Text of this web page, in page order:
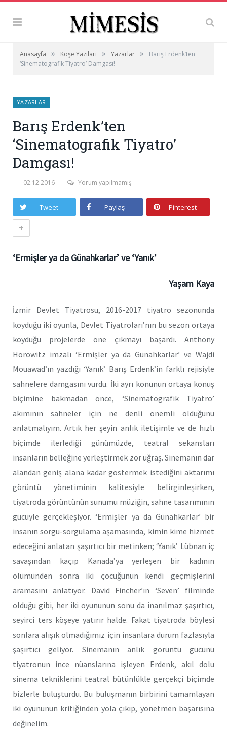
Anasayfa » Köşe Yazıları » Yazarlar »
Barış Erdenk’ten
‘Sinematografik Tiyatro’ Damgası!
YAZARLAR
Barış Erdenk’ten
‘Sinematografik Tiyatro’
Damgası!
02.12.2016 Yorum yapılmamış
Tweet Paylaş Pinterest
+
‘Ermişler ya da Günahkarlar’ ve ‘Yanık’
Yaşam Kaya
İzmir Devlet Tiyatrosu, 2016-2017 tiyatro sezonunda
koyduğu iki oyunla, Devlet Tiyatroları’nın bu sezon ortaya
koyduğu projelerde öne çıkmayı başardı. Anthony
Horowitz imzalı ‘Ermişler ya da Günahkarlar’ ve Wajdi
Mouawad’ın yazdığı ‘Yanık’ Barış Erdenk’in farklı rejisiyle
sahnelere damgasını vurdu. İki ayrı konunun ortaya konuş
biçimine bakmadan önce, ‘Sinematografik Tiyatro’
akımının sahneler için ne denli önemli olduğunu
anlatmalıyım. Artık her şeyin anlık iletişimle ve de hızlı
biçimde ilerlediği günümüzde, teatral sekansları
insanların belleğine yerleştirmek zor uğraş. Sinemanın dar
alandan geniş alana kadar göstermek istediğini aktarımı
görüntü yönetiminin kalitesiyle belirginleşirken,
tiyatroda görüntünün sunumu müziğin, sahne tasarımının
gücüyle gerçekleşiyor. ‘Ermişler ya da Günahkarlar’ bir
insanın sorgu-sorgulama aşamasında, kimin kime hizmet
edeceğini anlatan şaşırtıcı bir metinken; ‘Yanık’ Lübnan iç
savaşından kaçıp Kanada’ya yerleşen bir kadının
ölümünden sonra iki çocuğunun kendi geçmişlerini
aramasını anlatıyor. David Fincher’ın ‘Seven’ filminde
olduğu gibi, her iki oyununun sonu da inanılmaz şaşırtıcı,
seyirci ters köşeye yatırır halde. Fakat tiyatroda böylesi
sonlara alışık olmadığımız için insanlara durum fazlasıyla
şaşırtıcı geliyor. Sinemanın anlık görüntü gücünü
tiyatronun ince nüanslarına işleyen Erdenk, akıl dolu
sinema tekniklerini teatral bütünlükle gerçekçi biçimde
bizlerle buluşturdu. Bu buluşmanın birbirini tamamlayan
iki oyununun kritiğinden yola çıkıp, yönetmen başarısına
değinelim.